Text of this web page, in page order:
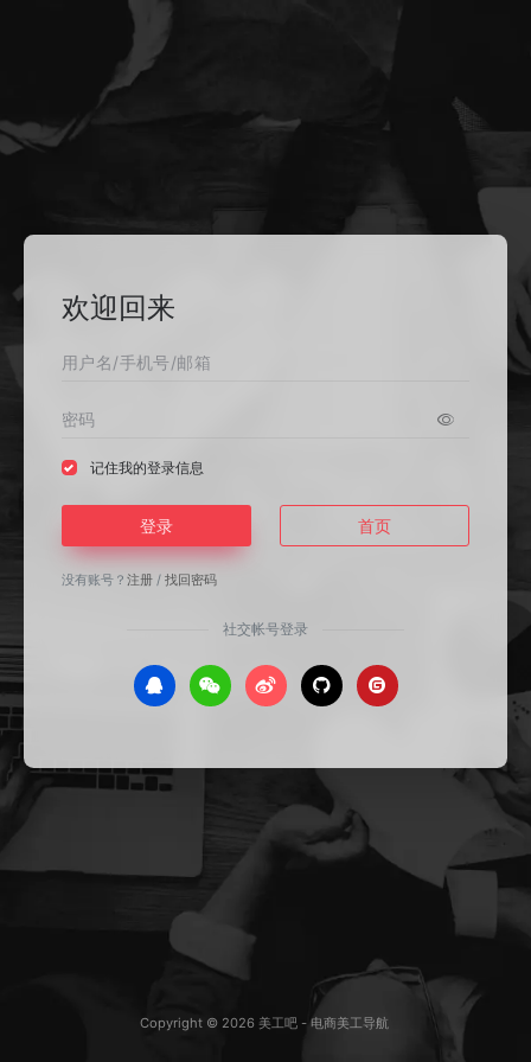
欢迎回来
记住我的登录信息
登录 首页
没有账号？ 注册 / 找回密码
社交帐号登录
Copyright © 2026 美工吧 - 电商美工导航